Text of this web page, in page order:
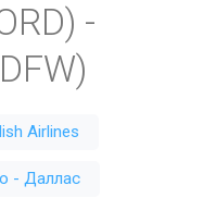
-
Airlines
- Даллас